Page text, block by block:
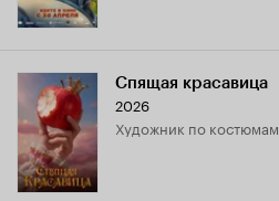
Спящая красавица
2026
Художник по костюмам